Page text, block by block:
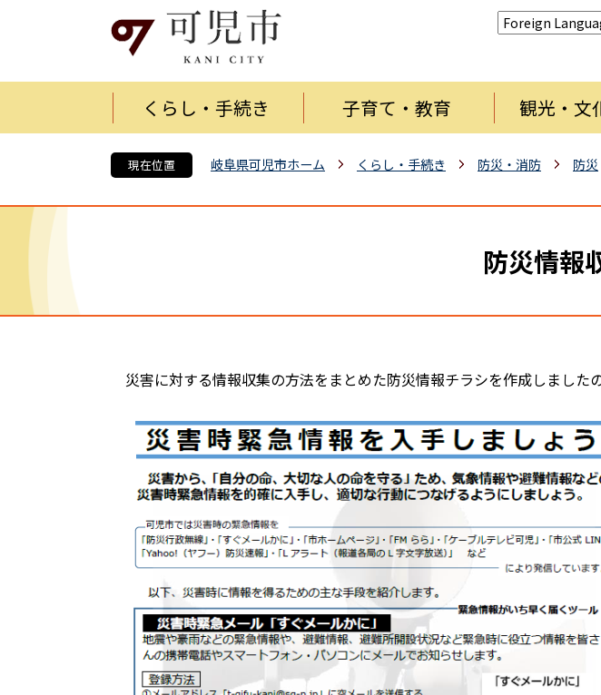
くらし・手続き 子育て・教育 観光・文
現在位置 岐阜県可児市ホーム くらし・手続き 防災・消防 防災
防災情報
災害に対する情報収集の方法をまとめた防災情報チラシを作成しました